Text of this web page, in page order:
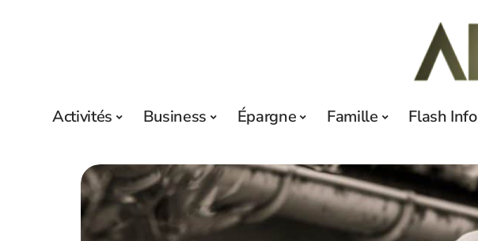
Activités Business Épargne Famille Flash Info